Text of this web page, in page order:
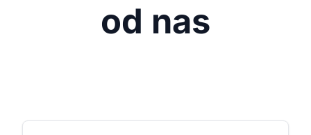
od nas